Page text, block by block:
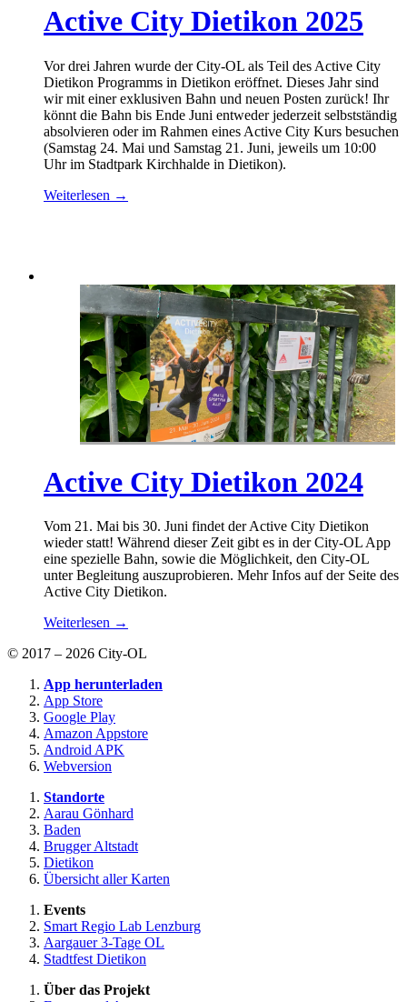
Active City Dietikon 2025
Vor drei Jahren wurde der City-OL als Teil des Active City
Dietikon Programms in Dietikon eröffnet. Dieses Jahr sind
wir mit einer exklusiven Bahn und neuen Posten zurück! Ihr
könnt die Bahn bis Ende Juni entweder jederzeit selbstständig
absolvieren oder im Rahmen eines Active City Kurs besuchen
(Samstag 24. Mai und Samstag 21. Juni, jeweils um 10:00
Uhr im Stadtpark Kirchhalde in Dietikon).
Weiterlesen →
Active City Dietikon 2024
Vom 21. Mai bis 30. Juni findet der Active City Dietikon
wieder statt! Während dieser Zeit gibt es in der City-OL App
eine spezielle Bahn, sowie die Möglichkeit, den City-OL
unter Begleitung auszuprobieren. Mehr Infos auf der Seite des
Active City Dietikon.
Weiterlesen →
© 2017 – 2026 City-OL
App herunterladen
App Store
Google Play
Amazon Appstore
Android APK
Webversion
Standorte
Aarau Gönhard
Baden
Brugger Altstadt
Dietikon
Übersicht aller Karten
Events
Smart Regio Lab Lenzburg
Aargauer 3-Tage OL
Stadtfest Dietikon
Über das Projekt